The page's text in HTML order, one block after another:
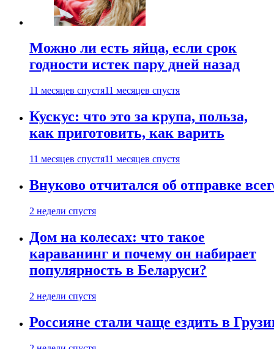
Можно ли есть яйца, если срок
годности истек пару дней назад
11 месяцев спустя11 месяцев спустя
Кускус: что это за крупа, польза,
как приготовить, как варить
11 месяцев спустя11 месяцев спустя
Внуково отчитался об отправке
2 недели спустя
Дом на колесах: что такое
караванинг и почему он набирает
популярность в Беларуси?
2 недели спустя
Россияне стали чаще ездить в